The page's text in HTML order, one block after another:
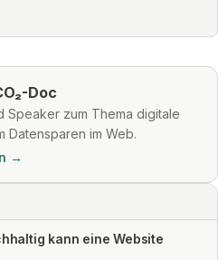
Doc
Speaker zum Thema digitale
Datensparen im Web.
→
kann eine Website